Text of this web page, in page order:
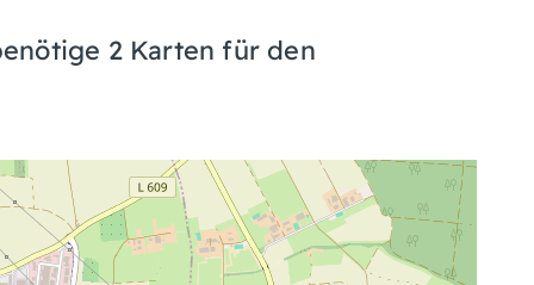
2 Karten für den